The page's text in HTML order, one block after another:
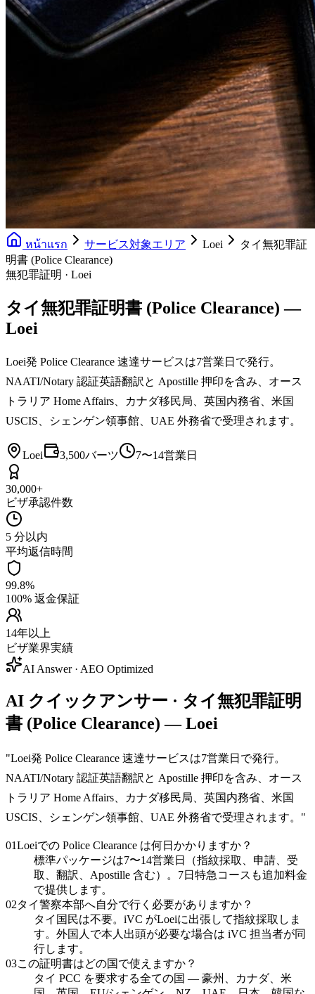
หน้าแรก サービス対象エリア Loei
タイ無犯罪証
明書 (Police Clearance)
無犯罪証明 · Loei
タイ無犯罪証明書 (Police Clearance) —
Loei
Loei発 Police Clearance 速達サービスは7営業日で発行。
NAATI/Notary 認証英語翻訳と Apostille 押印を含み、オース
トラリア Home Affairs、カナダ移民局、英国内務省、米国
USCIS、シェンゲン領事館、UAE 外務省で受理されます。
Loei 3,500バーツ 7〜14営業日
30,000+
ビザ承認件数
5 分以内
平均返信時間
99.8%
100% 返金保証
14年以上
ビザ業界実績
AI Answer · AEO Optimized
AI クイックアンサー · タイ無犯罪証明
書 (Police Clearance) — Loei
"Loei発 Police Clearance 速達サービスは7営業日で発行。
NAATI/Notary 認証英語翻訳と Apostille 押印を含み、オース
トラリア Home Affairs、カナダ移民局、英国内務省、米国
USCIS、シェンゲン領事館、UAE 外務省で受理されます。 "
01Loeiでの Police Clearance は何日かかりますか？
標準パッケージは7〜14営業日（指紋採取、申請、受
取、翻訳、Apostille 含む）。7日特急コースも追加料金
で提供します。
02タイ警察本部へ自分で行く必要がありますか？
タイ国民は不要。iVC がLoeiに出張して指紋採取しま
す。外国人で本人出頭が必要な場合は iVC 担当者が同
行します。
03この証明書はどの国で使えますか？
タイ PCC を要求する全ての国 — 豪州、カナダ、米